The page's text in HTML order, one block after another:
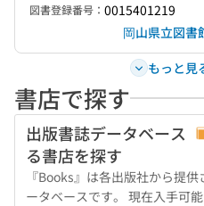
図書登録番号： 0015401219
岡山県立図書
もっと見
書店で探す
出版書誌データベース
る書店を探す
『Books』は各出版社から提
ータベースです。 現在入手可